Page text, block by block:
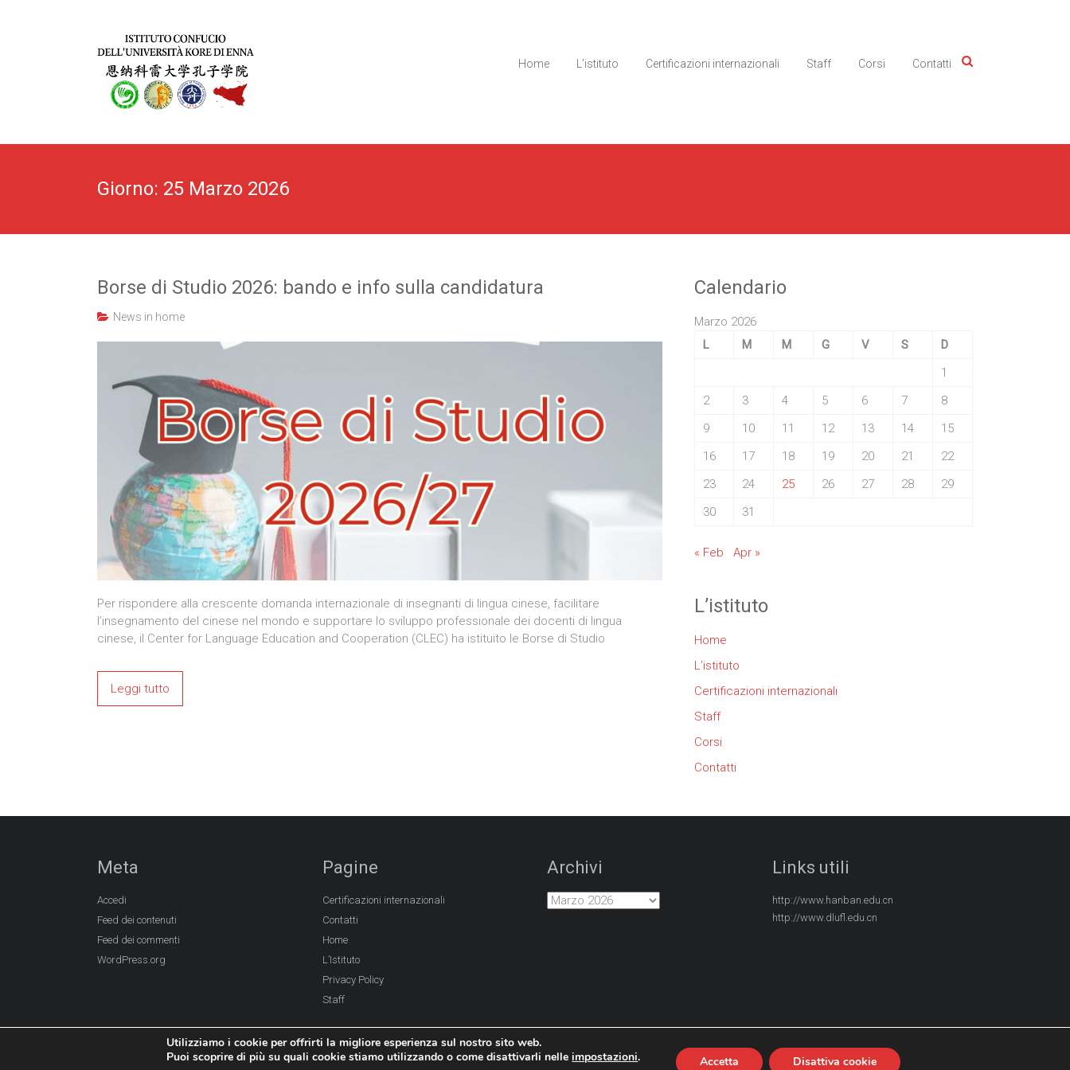
Home L’istituto Certificazioni internazionali Staff Corsi Contatti
Giorno: 25 Marzo 2026
Borse di Studio 2026: bando e info sulla candidatura
News in home
Per rispondere alla crescente domanda internazionale di insegnanti di lingua cinese, facilitare
l’insegnamento del cinese nel mondo e supportare lo sviluppo professionale dei docenti di lingua
cinese, il Center for Language Education and Cooperation (CLEC) ha istituito le Borse di Studio
Leggi tutto
Calendario
Marzo 2026
L
M M G V S
D
1
2
3 4 5 6 7
8
9
10 11 12 13 14
15
16
17 18 19 20 21
22
23
24 25 26 27 28
29
30
31
« Feb Apr »
L’istituto
Home
L’istituto
Certificazioni internazionali
Staff
Corsi
Contatti
Meta
Accedi
Feed dei contenuti
Feed dei commenti
WordPress.org
Pagine
Certificazioni internazionali
Contatti
Home
L’Istituto
Privacy Policy
Staff
Archivi Links utili
http://www.hanban.edu.cn
http://www.dlufl.edu.cn
Utilizziamo i cookie per offrirti la migliore esperienza sul nostro sito web.
Puoi scoprire di più su quali cookie stiamo utilizzando o come disattivarli nelleimpostazioni. Accetta Disattiva cookie